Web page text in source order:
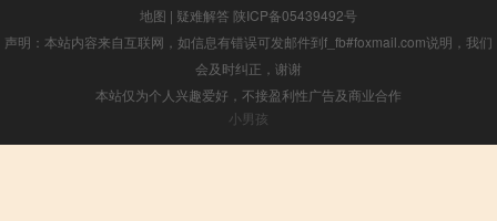
地图 | 疑难解答 陕ICP备05439492号
声明：本站内容来自互联网，如信息有错误可发邮件到f_fb#foxmail.com说明，我们
会及时纠正，谢谢
本站仅为个人兴趣爱好，不接盈利性广告及商业合作
小男孩